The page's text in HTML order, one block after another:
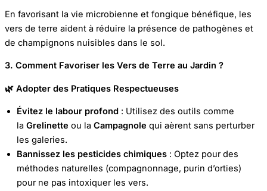
En favorisant la vie microbienne et fongique bénéfique, les
vers de terre aident à réduire la présence de pathogènes et
de champignons nuisibles dans le sol.
3. Comment Favoriser les Vers de Terre au Jardin ?
🌿 Adopter des Pratiques Respectueuses
Évitez le labour profond : Utilisez des outils comme
la Grelinette ou la Campagnole qui aèrent sans perturber
les galeries.
Bannissez les pesticides chimiques : Optez pour des
méthodes naturelles (compagnonnage, purin d’orties)
pour ne pas intoxiquer les vers.